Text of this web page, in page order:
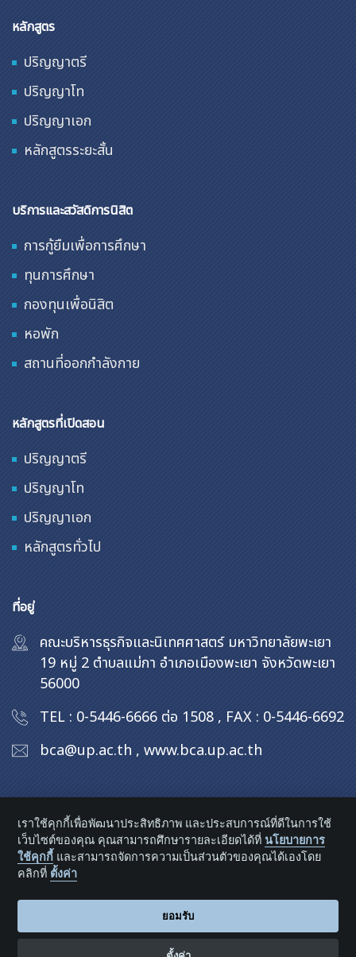
หลักสูตร
ปริญญาตรี
ปริญญาโท
ปริญญาเอก
หลักสูตรระยะสั้น
บริการและสวัสดิการนิสิต
การกู้ยืมเพื่อการศึกษา
ทุนการศึกษา
กองทุนเพื่อนิสิต
หอพัก
สถานที่ออกกำลังกาย
หลักสูตรที่เปิดสอน
ปริญญาตรี
ปริญญาโท
ปริญญาเอก
หลักสูตรทั่วไป
ที่อยู่
คณะบริหารธุรกิจและนิเทศศาสตร์ มหาวิทยาลัยพะเยา
19 หมู่ 2 ตำบลแม่กา อำเภอเมืองพะเยา จังหวัดพะเยา
56000
TEL : 0-5446-6666 ต่อ 1508, FAX : 0-5446-6692
bca@up.ac.th , www.bca.up.ac.th
©คณะบริหารธุรกิจและนิเทศศาสตร์
นโยบายการคุ้มครองข้อมูลส่วนบุคคล
เราใช้คุกกี้เพื่อพัฒนาประสิทธิภาพ และประสบการณ์ที่ดีในการใช้
เว็บไซต์ของคุณ คุณสามารถศึกษารายละเอียดได้ที่นโยบายการ
ใช้คุกกี้ และสามารถจัดการความเป็นส่วนตัวของคุณได้เองโดย
คลิกที่ ตั้งค่า
ยอมรับ